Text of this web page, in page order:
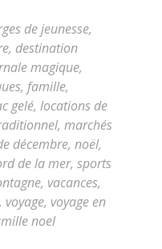
de jeunesse,
, destination
magique,
, famille,
gelé, locations de
, marchés
décembre, noël,
de la mer, sports
, vacances,
, voyage, voyage en
noel